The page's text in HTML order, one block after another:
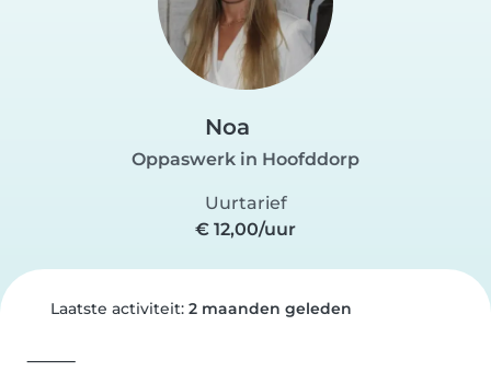
Noa
Oppaswerk in Hoofddorp
Uurtarief
€ 12,00/uur
Laatste activiteit: 2 maanden geleden
⸻